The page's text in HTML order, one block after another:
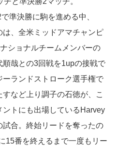
準決勝に駒を進める中、
、全米ミッドアマチャンピ
ショナルチームメンバーの
哉との3回戦を1upの接戦で
ランドストローク選手権で
など上り調子の石徳が、こ
トにも出場しているHarvey
合。終始リードを奪ったの
15番を終えるまで一度もリー